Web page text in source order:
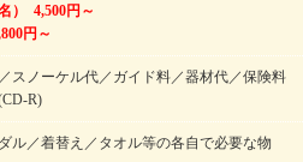
） 4,500円～
円～
スノーケル代／ガイド料／器材代／保険料
R)
ル／着替え／タオル等の各自で必要な物